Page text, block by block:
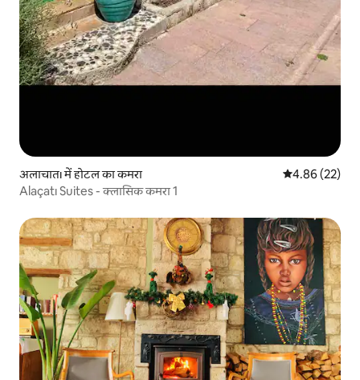
अलाचातı में होटल का कमरा औसत रेटिंग 5 में
4.86 (22)
Alaçatı Suites - क्लासिक कमरा 1